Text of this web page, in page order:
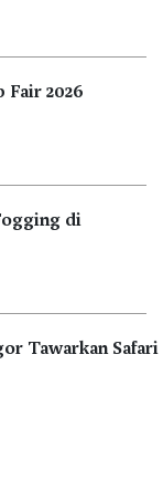
Fair 2026
di
Tawarkan Safari